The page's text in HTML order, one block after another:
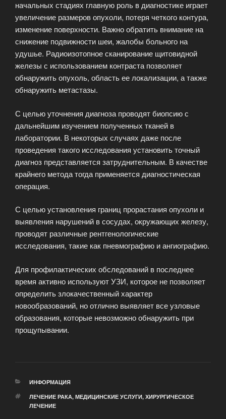
начальных стадиях главную роль в диагностике играет
увеличение размеров опухоли, потеря четкого контура,
изменение поверхности. Важно обратить внимание на
снижение подвижности шеи, жалобы больного на
удушье. Радиоизотопное сканирование щитовидной
железы с использованием контраста позволяет
обнаружить опухоль, область ее локализации, а также
обнаружить метастазы.
С целью уточнения диагноза проводят биопсию с
дальнейшим изучением полученных тканей в
лаборатории. В некоторых случаях даже после
проведения такого исследования установить точный
диагноз представляется затруднительным. В качестве
крайнего метода тогда применяется диагностическая
операция.
С целью установления границ прорастания опухоли и
выявления нарушений в сосудах, окружающих железу,
проводят различные рентгенологические
исследования, такие как пневмографию и ангиографию.
Для профилактических обследований в последнее
время активно используют УЗИ, которое не позволяет
определить злокачественный характер
новообразований, но отлично выявляет все узловые
образования, которые невозможно обнаружить при
прощупывании.
РУБРИКИ
ИНФОРМАЦИЯ
МЕТКИ
ЛЕЧЕНИЕ РАКА, МЕДИЦИНСКИЕ УСЛУГИ, ХИРУРГИЧЕСКОЕ
ЛЕЧЕНИЕ